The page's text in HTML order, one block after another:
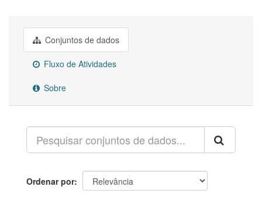
Conjuntos de dados
Fluxo de Atividades
Sobre
Ordenar por